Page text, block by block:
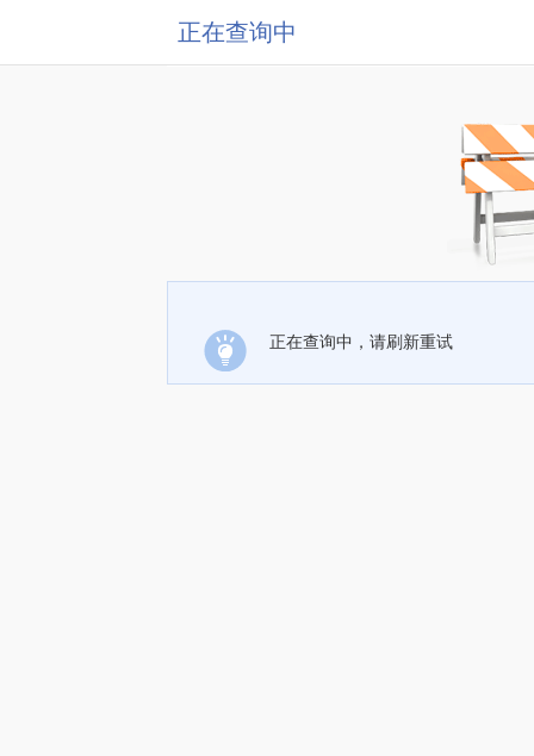
正在查询中
正在查询中，请刷新重试